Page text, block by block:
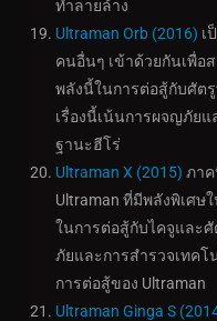
ทำลายล้าง
Ultraman Orb (2016) เ
คนอื่นๆ เข้าด้วยกันเพื่อ
พลังนี้ในการต่อสู้กับศัต
เรื่องนี้เน้นการผจญภัย
ฐานะฮีโร่
Ultraman X (2015) ภาค
Ultraman ที่มีพลังพิเศ
ในการต่อสู้กับไคจูและศั
ภัยและการสำรวจเทค
การต่อสู้ของ Ultraman
Ultraman Ginga S